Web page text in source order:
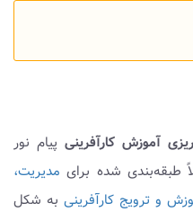
آموزش کارآفرینی پیام نور
طبقه‌بندی شده برای مدیریت،
و ترویج کارآفرینی به شکل